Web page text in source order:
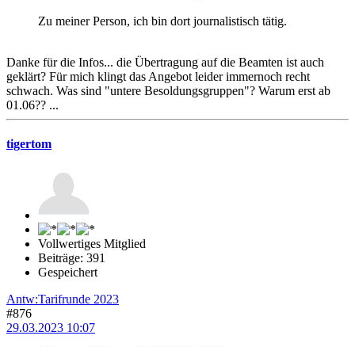
Zu meiner Person, ich bin dort journalistisch tätig.
Danke für die Infos... die Übertragung auf die Beamten ist auch
geklärt? Für mich klingt das Angebot leider immernoch recht
schwach. Was sind "untere Besoldungsgruppen"? Warum erst ab
01.06?? ...
tigertom
Vollwertiges Mitglied
Beiträge: 391
Gespeichert
Antw:Tarifrunde 2023
#876
29.03.2023 10:07